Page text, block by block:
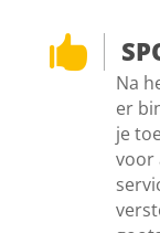

Na
er
je
voor